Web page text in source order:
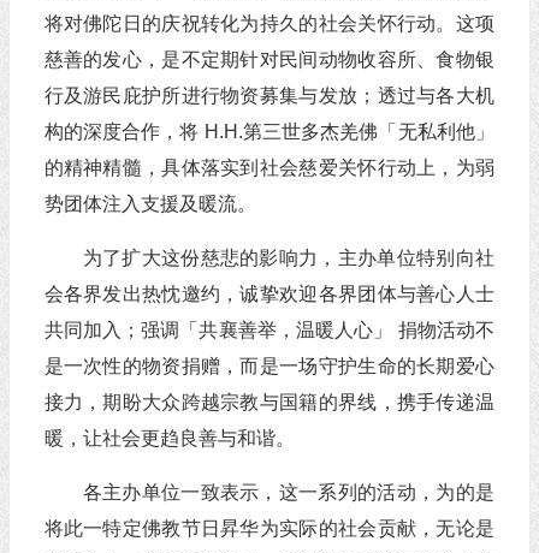
将对佛陀日的庆祝转化为持久的社会关怀行动。这项
慈善的发心，是不定期针对民间动物收容所、食物银
行及游民庇护所进行物资募集与发放；透过与各大机
构的深度合作，将 H.H.第三世多杰羌佛「无私利他」
的精神精髓，具体落实到社会慈爱关怀行动上，为弱
势团体注入支援及暖流。
为了扩大这份慈悲的影响力，主办单位特别向社
会各界发出热忱邀约，诚挚欢迎各界团体与善心人士
共同加入；强调「共襄善举，温暖人心」 捐物活动不
是一次性的物资捐赠，而是一场守护生命的长期爱心
接力，期盼大众跨越宗教与国籍的界线，携手传递温
暖，让社会更趋良善与和谐。
各主办单位一致表示，这一系列的活动，为的是
将此一特定佛教节日昇华为实际的社会贡献，无论是